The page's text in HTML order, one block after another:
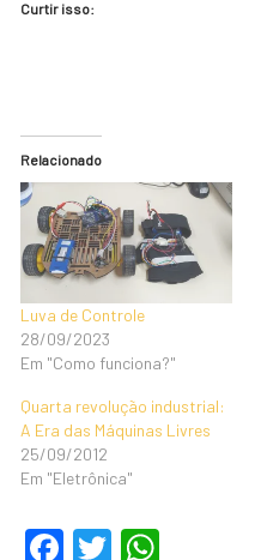
Curtir isso:
Relacionado
Luva de Controle
28/09/2023
Em "Como funciona?"
Quarta revolução industrial:
A Era das Máquinas Livres
25/09/2012
Em "Eletrônica"
F
T